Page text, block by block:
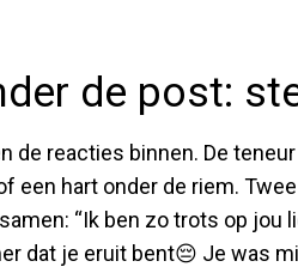
de post:
de reacties binnen. De
een hart onder de riem.
“Ik ben zo trots op jou
dat je eruit bent😔 Je was